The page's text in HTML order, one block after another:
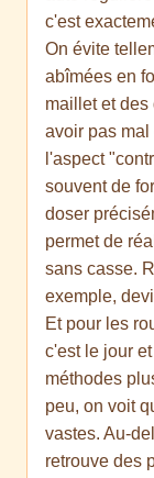
c'est
On évite
abîmées en
maillet et
avoir pas
l'aspect
souvent de
doser
permet de
sans casse.
exemple,
Et pour les
c'est le jour
méthodes
peu, on voit
vastes. Au-
retrouve des